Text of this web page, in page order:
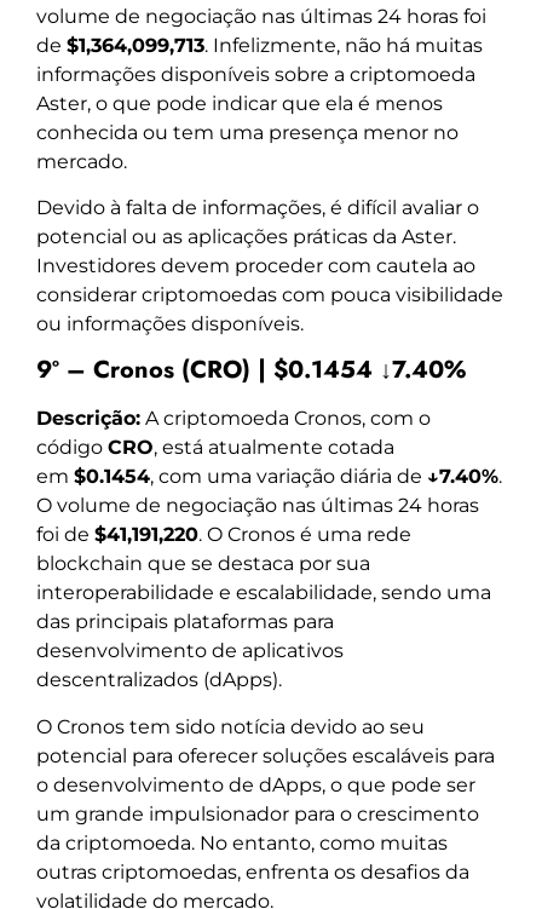
volume de negociação nas últimas 24 horas foi
de $1,364,099,713. Infelizmente, não há muitas
informações disponíveis sobre a criptomoeda
Aster, o que pode indicar que ela é menos
conhecida ou tem uma presença menor no
mercado.
Devido à falta de informações, é difícil avaliar o
potencial ou as aplicações práticas da Aster.
Investidores devem proceder com cautela ao
considerar criptomoedas com pouca visibilidade
ou informações disponíveis.
9º – Cronos (CRO) | $0.1454 ↓7.40%
Descrição: A criptomoeda Cronos, com o
código CRO, está atualmente cotada
em $0.1454, com uma variação diária de ↓7.40%.
O volume de negociação nas últimas 24 horas
foi de $41,191,220. O Cronos é uma rede
blockchain que se destaca por sua
interoperabilidade e escalabilidade, sendo uma
das principais plataformas para
desenvolvimento de aplicativos
descentralizados (dApps).
O Cronos tem sido notícia devido ao seu
potencial para oferecer soluções escaláveis para
o desenvolvimento de dApps, o que pode ser
um grande impulsionador para o crescimento
da criptomoeda. No entanto, como muitas
outras criptomoedas, enfrenta os desafios da
volatilidade do mercado.